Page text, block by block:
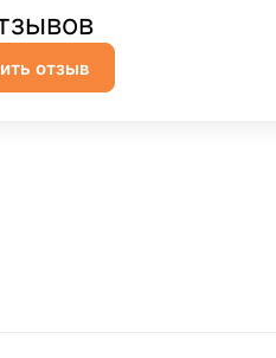
отзыв